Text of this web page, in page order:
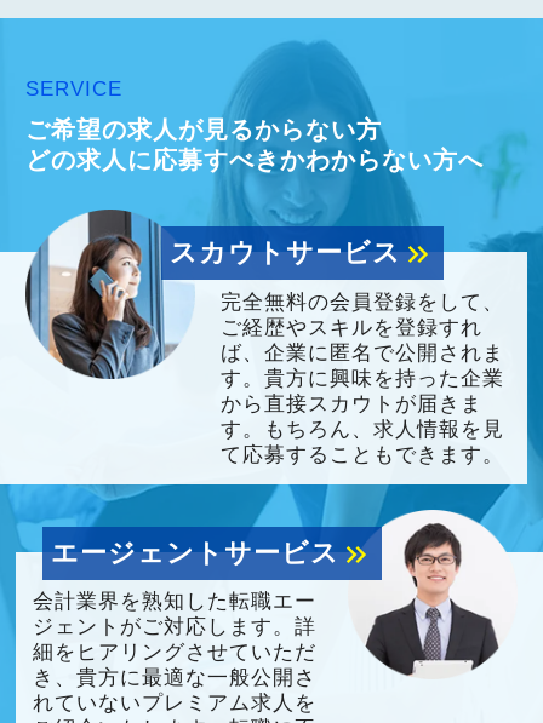
SERVICE
ご希望の求人が見るからない方
どの求人に応募すべきかわからない方へ
スカウトサービスkeyboard_double_arrow_right
完全無料の会員登録をして、
ご経歴やスキルを登録すれ
ば、企業に匿名で公開されま
す。貴方に興味を持った企業
から直接スカウトが届きま
す。もちろん、求人情報を見
て応募することもできます。
エージェントサービスkeyboard_double_arrow_right
会計業界を熟知した転職エー
ジェントがご対応します。詳
細をヒアリングさせていただ
き、貴方に最適な一般公開さ
れていないプレミアム求人を